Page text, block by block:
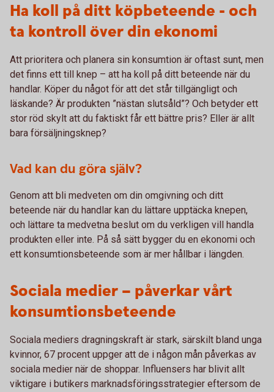
Ha koll på ditt köpbeteende - och
ta kontroll över din ekonomi
Att prioritera och planera sin konsumtion är oftast sunt, men
det finns ett till knep – att ha koll på ditt beteende när du
handlar. Köper du något för att det står tillgängligt och
läskande? Är produkten ”nästan slutsåld”? Och betyder ett
stor röd skylt att du faktiskt får ett bättre pris? Eller är allt
bara försäljningsknep?
Vad kan du göra själv?
Genom att bli medveten om din omgivning och ditt
beteende när du handlar kan du lättare upptäcka knepen,
och lättare ta medvetna beslut om du verkligen vill handla
produkten eller inte. På så sätt bygger du en ekonomi och
ett konsumtionsbeteende som är mer hållbar i längden.
Sociala medier – påverkar vårt
konsumtionsbeteende
Sociala mediers dragningskraft är stark, särskilt bland unga
kvinnor, 67 procent uppger att de i någon mån påverkas av
sociala medier när de shoppar. Influensers har blivit allt
viktigare i butikers marknadsföringsstrategier eftersom de